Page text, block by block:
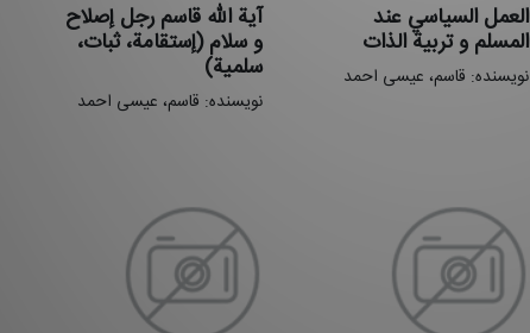
العمل السیاسي عند
المسلم و تربیة الذات
نویسنده: قاسم، عیسی احمد
آیة الله قاسم رجل إصلاح
و سلام (إستقامة، ثبات،‌
سلمیة)
نویسنده: قاسم، عیسی احمد